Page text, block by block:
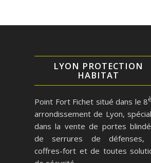
LYON PROTECTION
HABITAT
Point Fort Fichet situé dans le 8
arrondissement de Lyon,
dans la vente de portes
de serrures de défenses,
coffres-fort et de toutes